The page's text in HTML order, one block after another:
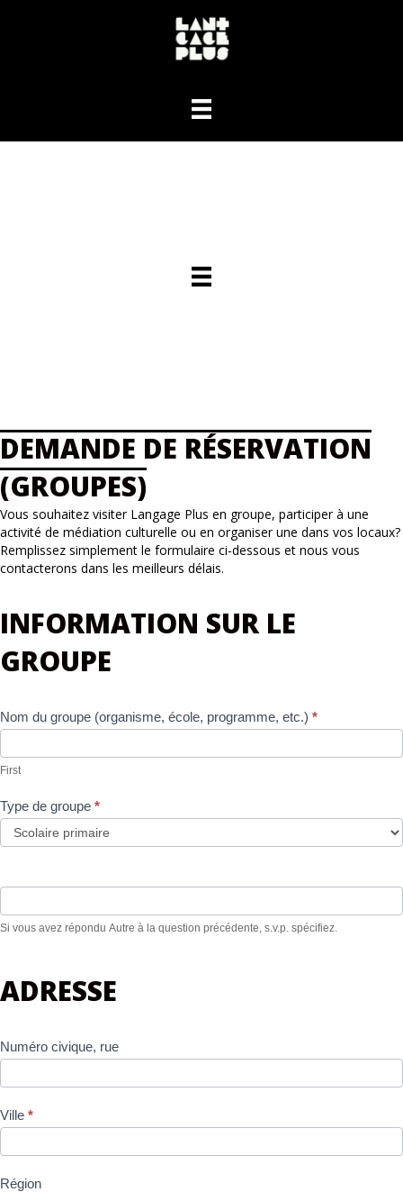
DEMANDE DE RÉSERVATION
(GROUPES)
Vous souhaitez visiter Langage Plus en groupe, participer à une
activité de médiation culturelle ou en organiser une dans vos locaux?
Remplissez simplement le formulaire ci-dessous et nous vous
contacterons dans les meilleurs délais.
de
réservation
INFORMATION SUR LE
GROUPE
Nom du groupe (organisme, école, programme, etc.) *
First
Type de groupe *
Si vous avez répondu Autre à la question précédente, s.v.p. spécifiez.
ADRESSE
Numéro civique, rue
Ville *
Région